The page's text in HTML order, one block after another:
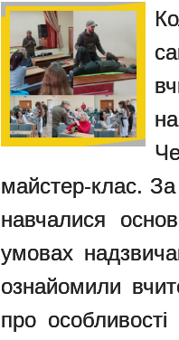
майстер-клас.
навчалися
умовах
ознайомили
про